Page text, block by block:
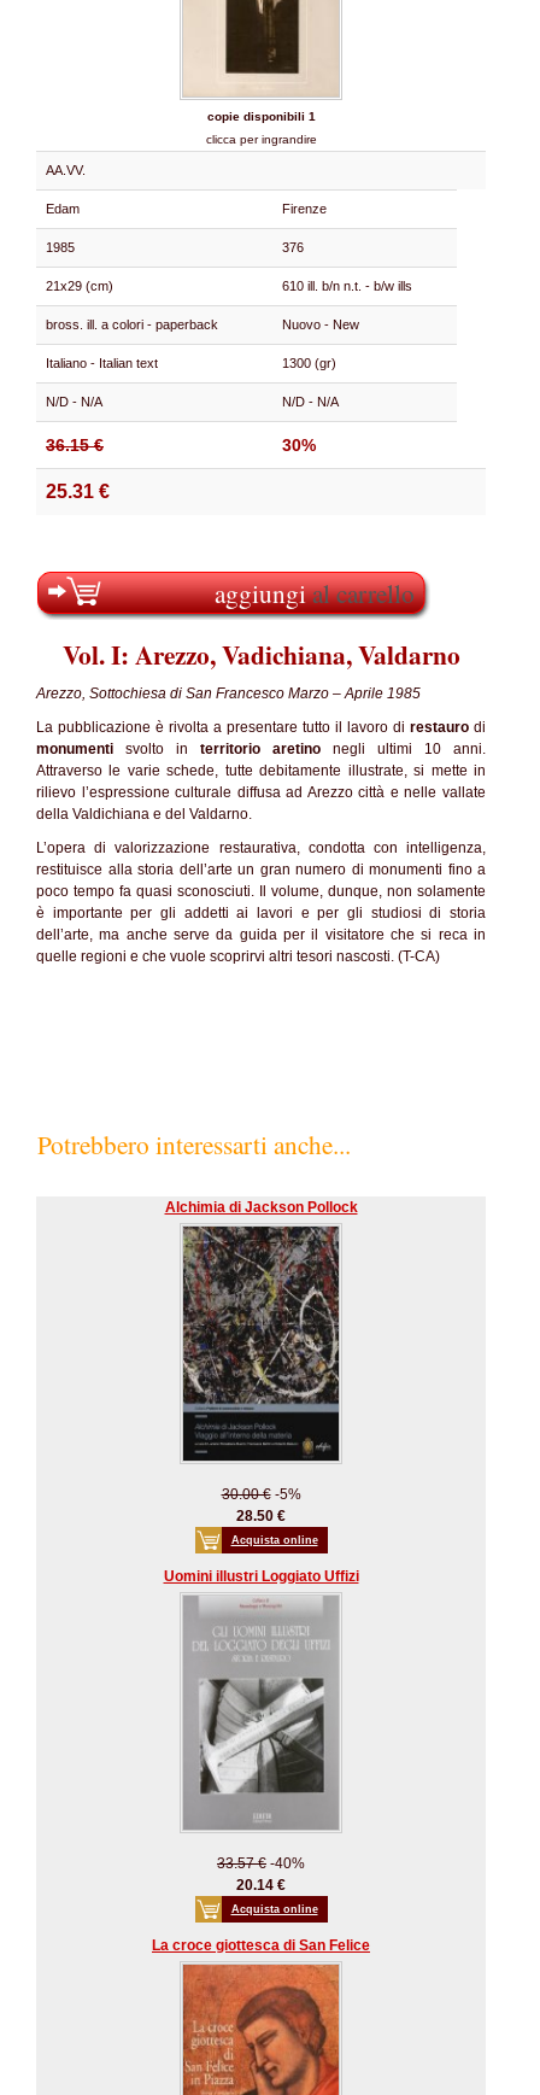
copie disponibili 1
clicca per ingrandire
AA.VV.
Edam Firenze
1985 376
21x29 (cm) 610 ill. b/n n.t. - b/w ills
bross. ill. a colori - paperback Nuovo - New
Italiano - Italian text 1300 (gr)
N/D - N/A N/D - N/A
36.15 € 30%
25.31 €
aggiungial carrello
Vol. I: Arezzo, Vadichiana, Valdarno
Arezzo, Sottochiesa di San Francesco Marzo – Aprile 1985
La pubblicazione è rivolta a presentare tutto il lavoro di restauro di
monumenti svolto in territorio aretino negli ultimi 10 anni.
Attraverso le varie schede, tutte debitamente illustrate, si mette in
rilievo l’espressione culturale diffusa ad Arezzo città e nelle vallate
della Valdichiana e del Valdarno.
L’opera di valorizzazione restaurativa, condotta con intelligenza,
restituisce alla storia dell’arte un gran numero di monumenti fino a
poco tempo fa quasi sconosciuti. Il volume, dunque, non solamente
è importante per gli addetti ai lavori e per gli studiosi di storia
dell’arte, ma anche serve da guida per il visitatore che si reca in
quelle regioni e che vuole scoprirvi altri tesori nascosti. (T-CA)
Potrebbero interessarti anche...
Alchimia di Jackson Pollock
30.00 €-5%
28.50 €
Acquista online
Uomini illustri Loggiato Uffizi
33.57 € -40%
20.14 €
Acquista online
La croce giottesca di San Felice